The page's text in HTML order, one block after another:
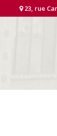
23, rue